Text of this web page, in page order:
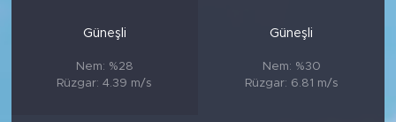
Güneşli
Nem: %28
Rüzgar: 4.39 m/s
Güneşli
Nem: %30
Rüzgar: 6.81 m/s
MEDYA KÖŞESİ
VİDEOLAR